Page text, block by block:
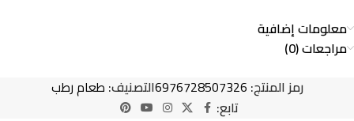
معلومات إضافية
مراجعات (0)
رمز المنتج: 6976728507326التصنيف: طعام رطب
تابع: